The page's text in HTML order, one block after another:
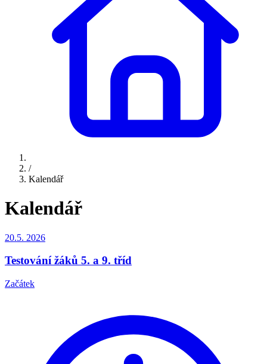
/
Kalendář
Kalendář
20.5. 2026
Testování žáků 5. a 9. tříd
Začátek